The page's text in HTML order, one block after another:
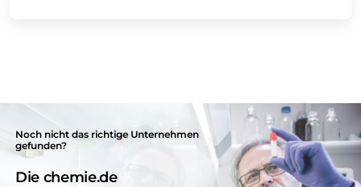
Noch nicht das richtige Unternehmen
gefunden?
Die chemie.de